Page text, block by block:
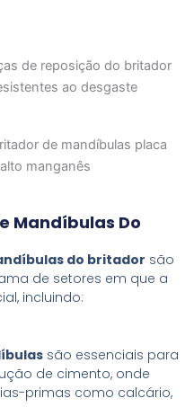
Mandíbulas Do
do britador são
de setores em que a
incluindo:
são essenciais para
de cimento, onde
primas como calcário,